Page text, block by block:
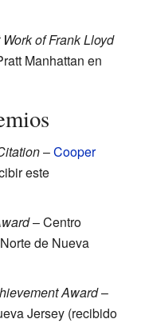
of Frank Lloyd
Manhattan en
–Cooper
este
– Centro
de Nueva
Award–
Jersey (recibido